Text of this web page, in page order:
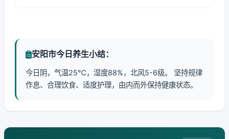
安阳市今日养生小结：
今日阴，气温25℃，湿度88%，北风5-6级。 坚持规律
作息、合理饮食、适度护理，由内而外保持健康状态。